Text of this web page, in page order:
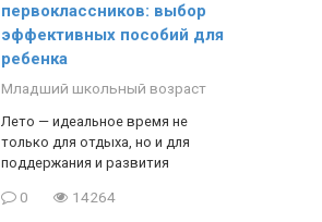
первоклассников: выбор
эффективных пособий для
ребенка
Младший школьный возраст
Лето — идеальное время не
только для отдыха, но и для
поддержания и развития
0 14264